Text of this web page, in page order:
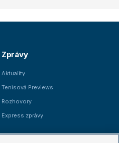
Zprávy
Aktuality
Tenisová Previews
Rozhovory
Express zprávy